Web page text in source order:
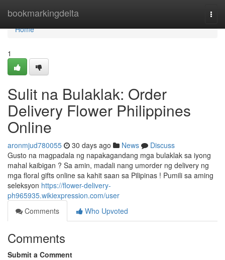
bookmarkingdelta
Home
Home
1
Sulit na Bulaklak: Order
Delivery Flower Philippines
Online
aronmjud780055 30 days ago News
Discuss
Gusto na magpadala ng napakagandang mga bulaklak sa iyong
mahal kaibigan ? Sa amin, madali nang umorder ng delivery ng
mga floral gifts online sa kahit saan sa Pilipinas ! Pumili sa aming
seleksyon https://flower-delivery-
ph965935.wikiexpression.com/user
Comments
Who Upvoted
Comments
Submit a Comment